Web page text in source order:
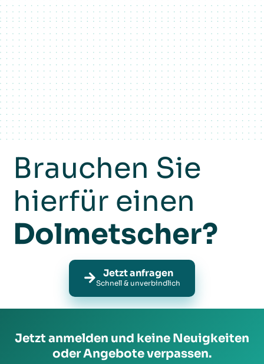
Brauchen Sie
hierfür einen
Dolmetscher?
Jetzt anfragen
Schnell & unverbindlich
Jetzt anmelden und keine Neuigkeiten
oder Angebote verpassen.